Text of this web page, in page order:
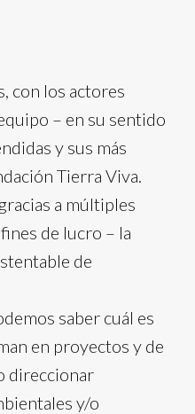
con los actores
– en su sentido
y sus más
Tierra Viva.
a múltiples
de lucro – la
de
saber cuál es
en proyectos y de
direccionar
y/o